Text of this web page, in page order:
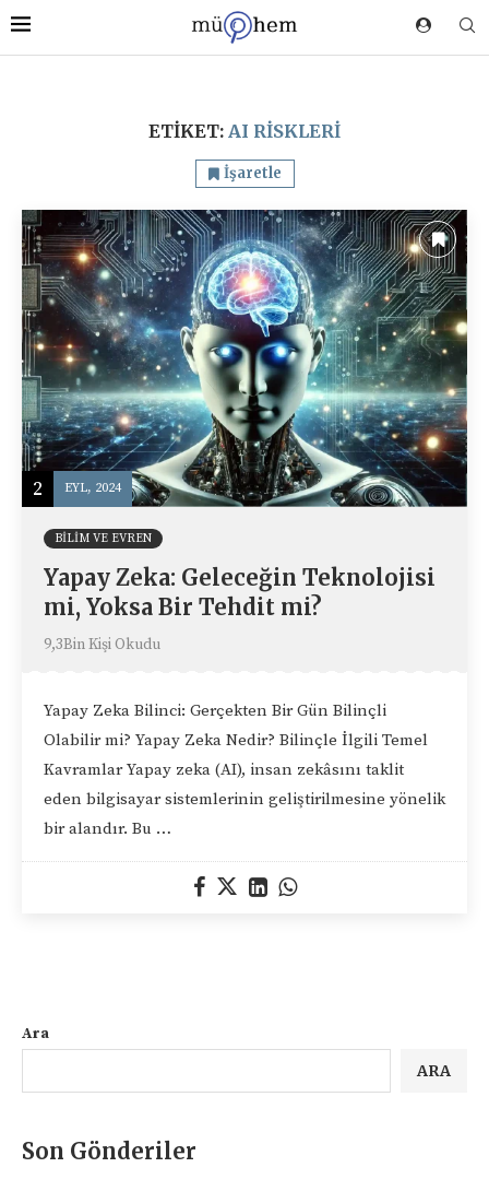
ETIKET: AI RISKLERI
İşaretle
2 EYL, 2024
BILIM VE EVREN
Yapay Zeka: Geleceğin Teknolojisi
mi, Yoksa Bir Tehdit mi?
9,3Bin Kişi Okudu
Yapay Zeka Bilinci: Gerçekten Bir Gün Bilinçli
Olabilir mi? Yapay Zeka Nedir? Bilinçle İlgili Temel
Kavramlar Yapay zeka (AI), insan zekâsını taklit
eden bilgisayar sistemlerinin geliştirilmesine yönelik
bir alandır. Bu …
Ara
ARA
Son Gönderiler